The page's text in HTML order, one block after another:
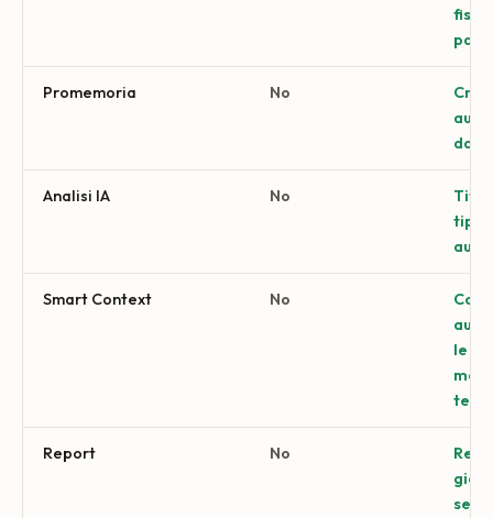
Promemoria No
Analisi IA No
tipi
Smart Context No
le
Report No